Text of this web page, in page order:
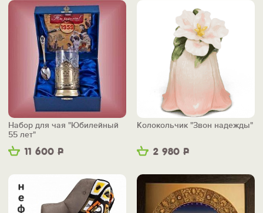
11 600 Р
Набор для чая "Юбилейный
55 лет"
2 980 Р
Колокольчик "Звон надежды"